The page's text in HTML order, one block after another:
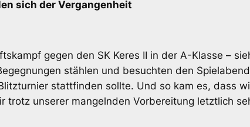
sich der Vergangenheit
gegen den SK Keres II in der A-Klasse –
stählen und besuchten den Spielabend
stattfinden sollte. Und so kam es, dass
unserer mangelnden Vorbereitung letztlich